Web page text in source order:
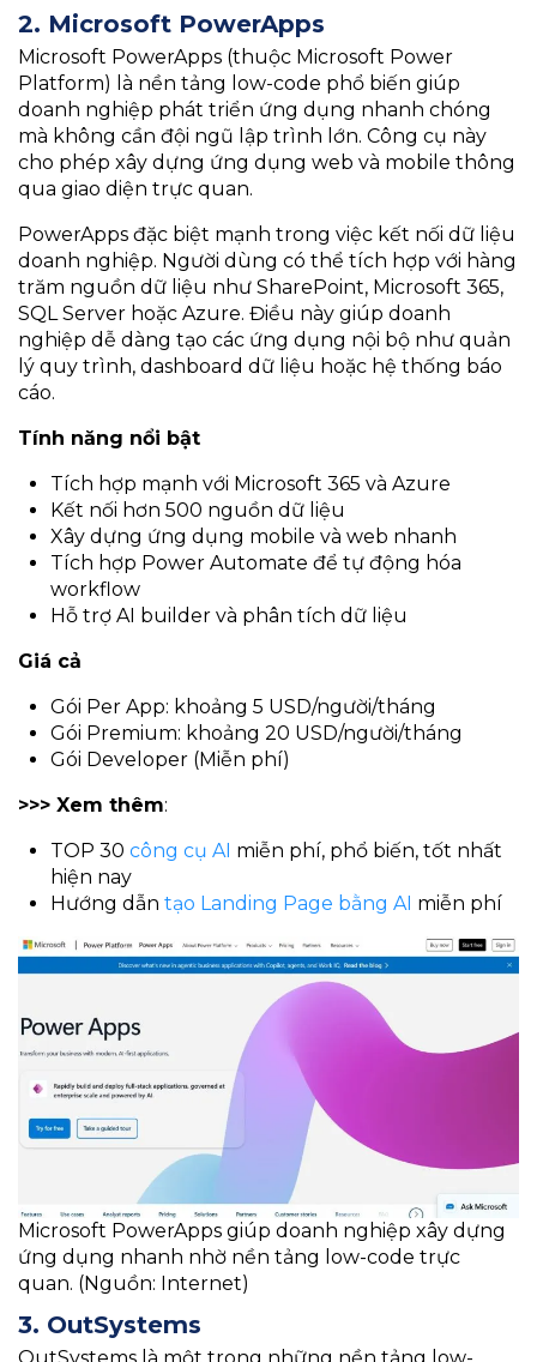
2. Microsoft PowerApps
Microsoft PowerApps (thuộc Microsoft Power
Platform) là nền tảng low-code phổ biến giúp
doanh nghiệp phát triển ứng dụng nhanh chóng
mà không cần đội ngũ lập trình lớn. Công cụ này
cho phép xây dựng ứng dụng web và mobile thông
qua giao diện trực quan.
PowerApps đặc biệt mạnh trong việc kết nối dữ liệu
doanh nghiệp. Người dùng có thể tích hợp với hàng
trăm nguồn dữ liệu như SharePoint, Microsoft 365,
SQL Server hoặc Azure. Điều này giúp doanh
nghiệp dễ dàng tạo các ứng dụng nội bộ như quản
lý quy trình, dashboard dữ liệu hoặc hệ thống báo
cáo.
Tính năng nổi bật
Tích hợp mạnh với Microsoft 365 và Azure
Kết nối hơn 500 nguồn dữ liệu
Xây dựng ứng dụng mobile và web nhanh
Tích hợp Power Automate để tự động hóa
workflow
Hỗ trợ AI builder và phân tích dữ liệu
Giá cả
Gói Per App: khoảng 5 USD/người/tháng
Gói Premium: khoảng 20 USD/người/tháng
Gói Developer (Miễn phí)
>>> Xem thêm:
TOP 30công cụ AI miễn phí, phổ biến, tốt nhất
hiện nay
Hướng dẫntạo Landing Page bằng AI miễn phí
Microsoft PowerApps giúp doanh nghiệp xây dựng
ứng dụng nhanh nhờ nền tảng low-code trực
quan. (Nguồn: Internet)
3. OutSystems